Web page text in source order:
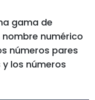
gama de
numérico
números pares
los números